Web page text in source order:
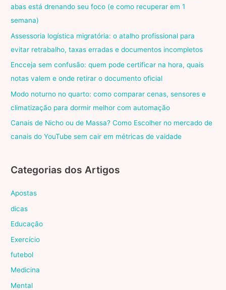
abas está drenando seu foco (e como recuperar em 1
semana)
Assessoria logística migratória: o atalho profissional para
evitar retrabalho, taxas erradas e documentos incompletos
Encceja sem confusão: quem pode certificar na hora, quais
notas valem e onde retirar o documento oficial
Modo noturno no quarto: como comparar cenas, sensores e
climatização para dormir melhor com automação
Canais de Nicho ou de Massa? Como Escolher no mercado de
canais do YouTube sem cair em métricas de vaidade
Categorias dos Artigos
Apostas
dicas
Educação
Exercício
futebol
Medicina
Mental